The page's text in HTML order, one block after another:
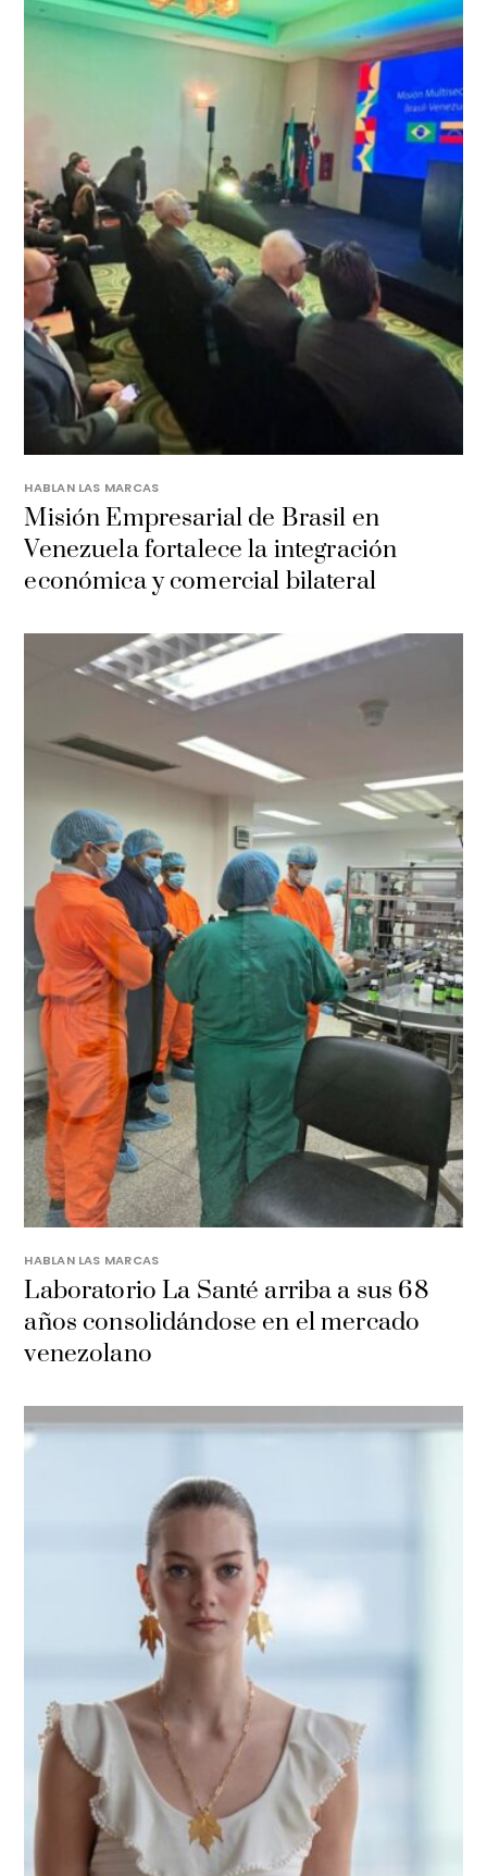
HABLAN LAS MARCAS
Misión Empresarial de Brasil en
Venezuela fortalece la integración
económica y comercial bilateral
HABLAN LAS MARCAS
Laboratorio La Santé arriba a sus 68
años consolidándose en el mercado
venezolano